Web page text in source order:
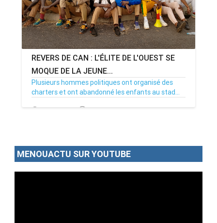
REVERS DE CAN : L'ÉLITE DE L'OUEST SE
MOQUE DE LA JEUNE...
Plusieurs hommes politiques ont organisé des
charters et ont abandonné les enfants au stad...
14/01/22 Par MenouActu 1
MENOUACTU SUR YOUTUBE